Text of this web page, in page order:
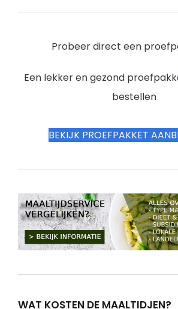
Probeer direct een
Een lekker en gezond
bestellen
BEKIJK PROEFPAKKET
WAT KOSTEN DE MAALTIDJEN?